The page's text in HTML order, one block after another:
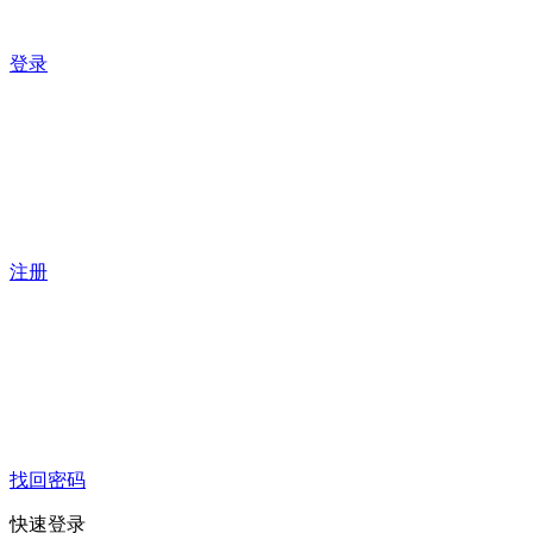
登录
注册
找回密码
快速登录